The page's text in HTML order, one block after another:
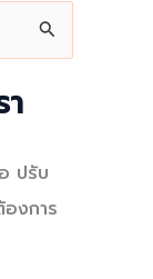
ปรับ
งการ